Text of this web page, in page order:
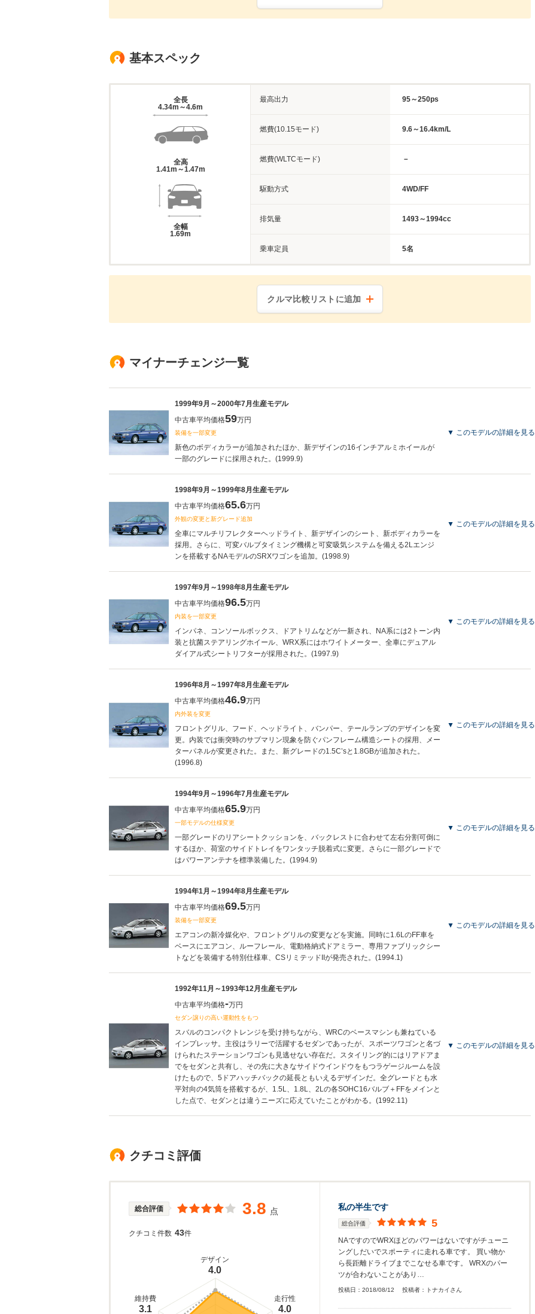
基本スペック
全長
4.34m～4.6m
全高
1.41m～1.47m
全幅
1.69m
最高出力 95～250ps
燃費(10.15モード) 9.6～16.4km/L
燃費(WLTCモード) －
駆動方式 4WD/FF
排気量 1493～1994cc
乗車定員 5名
クルマ比較リストに追加
マイナーチェンジ一覧
1999年9月～2000年7月生産モデル
中古車平均価格59万円
装備を一部変更
新色のボディカラーが追加されたほか、新デザインの16インチアルミホイールが
一部のグレードに採用された。(1999.9)
▼ このモデルの詳細を見る
1998年9月～1999年8月生産モデル
中古車平均価格65.6万円
外観の変更と新グレード追加
全車にマルチリフレクターヘッドライト、新デザインのシート、新ボディカラーを
採用。さらに、可変バルブタイミング機構と可変吸気システムを備える2Lエンジ
ンを搭載するNAモデルのSRXワゴンを追加。(1998.9)
▼ このモデルの詳細を見る
1997年9月～1998年8月生産モデル
中古車平均価格96.5万円
内装を一部変更
インパネ、コンソールボックス、ドアトリムなどが一新され、NA系には2トーン内
装と抗菌ステアリングホイール、WRX系にはホワイトメーター、全車にデュアル
ダイアル式シートリフターが採用された。(1997.9)
▼ このモデルの詳細を見る
1996年8月～1997年8月生産モデル
中古車平均価格46.9万円
内外装を変更
フロントグリル、フード、ヘッドライト、バンパー、テールランプのデザインを変
更。内装では衝突時のサブマリン現象を防ぐパンフレーム構造シートの採用、メー
ターパネルが変更された。また、新グレードの1.5C’sと1.8GBが追加された。
(1996.8)
▼ このモデルの詳細を見る
1994年9月～1996年7月生産モデル
中古車平均価格65.9万円
一部モデルの仕様変更
一部グレードのリアシートクッションを、バックレストに合わせて左右分割可倒に
するほか、荷室のサイドトレイをワンタッチ脱着式に変更。さらに一部グレードで
はパワーアンテナを標準装備した。(1994.9)
▼ このモデルの詳細を見る
1994年1月～1994年8月生産モデル
中古車平均価格69.5万円
装備を一部変更
エアコンの新冷媒化や、フロントグリルの変更などを実施。同時に1.6LのFF車を
ベースにエアコン、ルーフレール、電動格納式ドアミラー、専用ファブリックシー
トなどを装備する特別仕様車、CSリミテッドIIが発売された。(1994.1)
▼ このモデルの詳細を見る
1992年11月～1993年12月生産モデル
中古車平均価格-万円
セダン譲りの高い運動性をもつ
スバルのコンパクトレンジを受け持ちながら、WRCのベースマシンも兼ねている
インプレッサ。主役はラリーで活躍するセダンであったが、スポーツワゴンと名づ
けられたステーションワゴンも見逃せない存在だ。スタイリング的にはリアドアま
でをセダンと共有し、その先に大きなサイドウインドウをもつラゲージルームを設
けたもので、5ドアハッチバックの延長ともいえるデザインだ。全グレードとも水
平対向の4気筒を搭載するが、1.5L、1.8L、2Lの各SOHC16バルブ＋FFをメインと
した点で、セダンとは違うニーズに応えていたことがわかる。(1992.11)
▼ このモデルの詳細を見る
クチコミ評価
総合評価 3.8 点
クチコミ件数 43件
デザイン
4.0
走行性
4.0
維持費
3.1
私の半生です
総合評価 5
NAですのでWRXほどのパワーはないですがチューニ
ングしだいでスポーティに走れる車です。 買い物か
ら長距離ドライブまでこなせる車です。 WRXのパー
ツが合わないことがあり…
投稿日： 2018/08/12 投稿者： トナカイさん